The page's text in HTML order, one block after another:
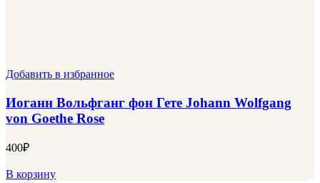
Добавить в избранное
Иоганн Вольфганг фон Гете Johann Wolfgang
von Goethe Rose
400₽
В корзину